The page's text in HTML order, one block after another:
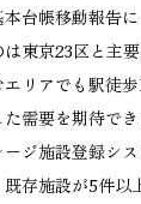
台帳移動報告
東京23区と主
エリアでも駅徒
需要を期待で
ジ施設登録シ
存施設が5件以